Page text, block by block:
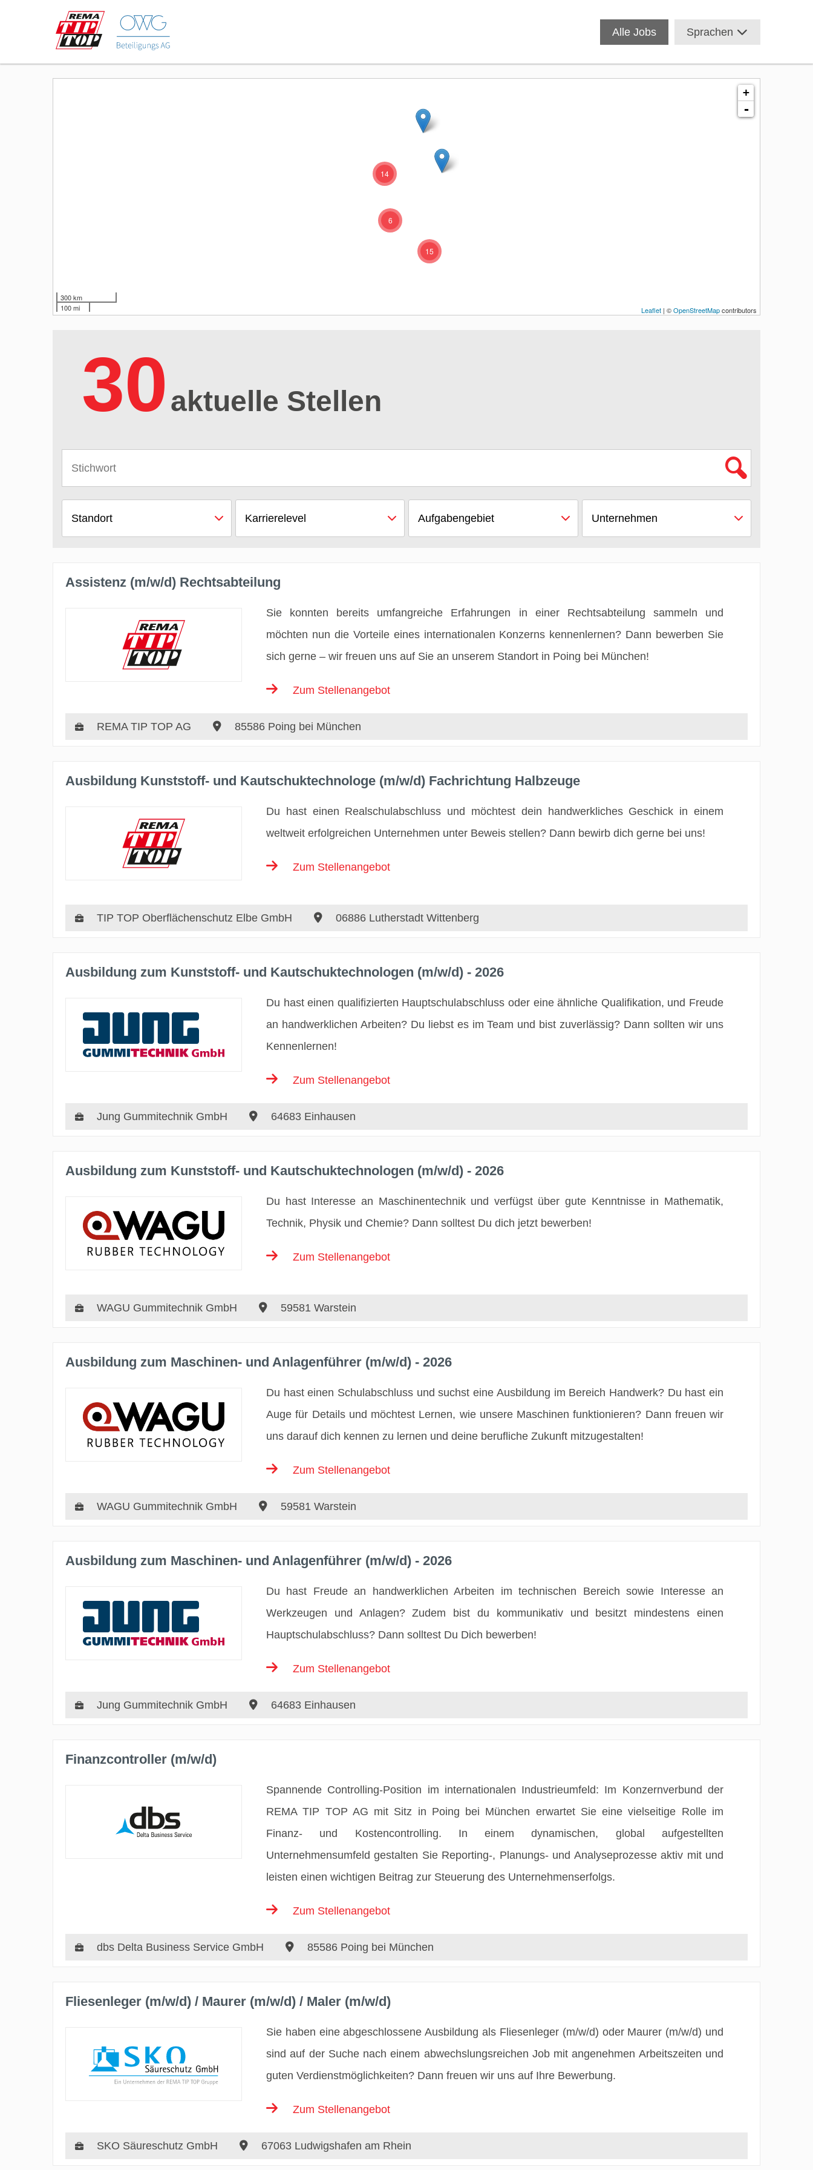
Alle Jobs Sprachen
6
15
14
+
-
300 km
100 mi
Leaflet | ©OpenStreetMapcontributors
30 aktuelle Stellen
Standort Karrierelevel Aufgabengebiet Unternehmen
Assistenz (m/w/d) Rechtsabteilung
Sie konnten bereits umfangreiche Erfahrungen in einer Rechtsabteilung sammeln und
möchten nun die Vorteile eines internationalen Konzerns kennenlernen? Dann bewerben Sie
sich gerne – wir freuen uns auf Sie an unserem Standort in Poing bei München!
Zum Stellenangebot
REMA TIP TOP AG 85586 Poing bei München
Ausbildung Kunststoff- und Kautschuktechnologe (m/w/d) Fachrichtung Halbzeuge
Du hast einen Realschulabschluss und möchtest dein handwerkliches Geschick in einem
weltweit erfolgreichen Unternehmen unter Beweis stellen? Dann bewirb dich gerne bei uns!
Zum Stellenangebot
TIP TOP Oberflächenschutz Elbe GmbH 06886 Lutherstadt Wittenberg
Ausbildung zum Kunststoff- und Kautschuktechnologen (m/w/d) - 2026
Du hast einen qualifizierten Hauptschulabschluss oder eine ähnliche Qualifikation, und Freude
an handwerklichen Arbeiten? Du liebst es im Team und bist zuverlässig? Dann sollten wir uns
Kennenlernen!
Zum Stellenangebot
Jung Gummitechnik GmbH 64683 Einhausen
Ausbildung zum Kunststoff- und Kautschuktechnologen (m/w/d) - 2026
Du hast Interesse an Maschinentechnik und verfügst über gute Kenntnisse in Mathematik,
Technik, Physik und Chemie? Dann solltest Du dich jetzt bewerben!
Zum Stellenangebot
WAGU Gummitechnik GmbH 59581 Warstein
Ausbildung zum Maschinen- und Anlagenführer (m/w/d) - 2026
Du hast einen Schulabschluss und suchst eine Ausbildung im Bereich Handwerk? Du hast ein
Auge für Details und möchtest Lernen, wie unsere Maschinen funktionieren? Dann freuen wir
uns darauf dich kennen zu lernen und deine berufliche Zukunft mitzugestalten!
Zum Stellenangebot
WAGU Gummitechnik GmbH 59581 Warstein
Ausbildung zum Maschinen- und Anlagenführer (m/w/d) - 2026
Du hast Freude an handwerklichen Arbeiten im technischen Bereich sowie Interesse an
Werkzeugen und Anlagen? Zudem bist du kommunikativ und besitzt mindestens einen
Hauptschulabschluss? Dann solltest Du Dich bewerben!
Zum Stellenangebot
Jung Gummitechnik GmbH 64683 Einhausen
Finanzcontroller (m/w/d)
Spannende Controlling-Position im internationalen Industrieumfeld: Im Konzernverbund der
REMA TIP TOP AG mit Sitz in Poing bei München erwartet Sie eine vielseitige Rolle im
Finanz- und Kostencontrolling. In einem dynamischen, global aufgestellten
Unternehmensumfeld gestalten Sie Reporting-, Planungs- und Analyseprozesse aktiv mit und
leisten einen wichtigen Beitrag zur Steuerung des Unternehmenserfolgs.
Zum Stellenangebot
dbs Delta Business Service GmbH 85586 Poing bei München
Fliesenleger (m/w/d) / Maurer (m/w/d) / Maler (m/w/d)
Sie haben eine abgeschlossene Ausbildung als Fliesenleger (m/w/d) oder Maurer (m/w/d) und
sind auf der Suche nach einem abwechslungsreichen Job mit angenehmen Arbeitszeiten und
guten Verdienstmöglichkeiten? Dann freuen wir uns auf Ihre Bewerbung.
Zum Stellenangebot
SKO Säureschutz GmbH 67063 Ludwigshafen am Rhein